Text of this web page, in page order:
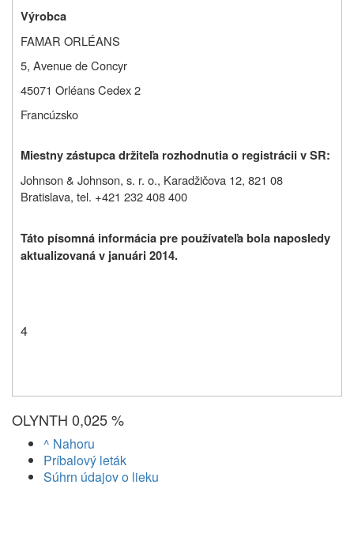
Výrobca
FAMAR ORLÉANS
5, Avenue de Concyr
45071 Orléans Cedex 2
Francúzsko
Miestny zástupca držiteľa rozhodnutia o registrácii v SR:
Johnson & Johnson, s. r. o., Karadžičova 12, 821 08
Bratislava, tel. +421 232 408 400
Táto písomná informácia pre používateľa bola naposledy
aktualizovaná v januári 2014.
4
OLYNTH 0,025 %
^ Nahoru
Príbalový leták
Súhrn údajov o lieku